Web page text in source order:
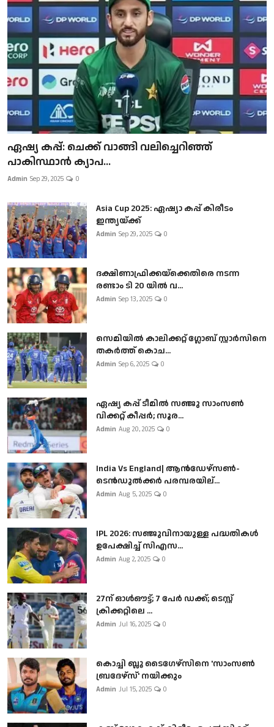
ഏഷ്യ കപ്പ്: ചെക്ക് വാങ്ങി വലിച്ചെറിഞ്ഞ്
പാകിസ്ഥാൻ ക്യാപ...
Admin Sep 29, 2025 0
Asia Cup 2025: ഏഷ്യാ കപ്പ് കിരീടം
ഇന്ത്യയ്ക്ക്
Admin Sep 29, 2025 0
ദക്ഷിണാഫ്രിക്കയ്‌ക്കെതിരെ നടന്ന
രണ്ടാം ടി 20 യിൽ വ...
Admin Sep 13, 2025 0
സെമിയിൽ കാലിക്കറ്റ് ഗ്ലോബ് സ്റ്റാർസിനെ
തകർത്ത് കൊച...
Admin Sep 6, 2025 0
ഏഷ്യ കപ്പ് ടീമിൽ സഞ്ജു സാംസൺ
വിക്കറ്റ് കീപ്പർ; സൂര...
Admin Aug 20, 2025 0
India Vs England| ആൻഡേഴ്സൺ-
ടെൻഡുല്‍ക്കർ പരമ്പരയില്...
Admin Aug 5, 2025 0
IPL 2026: സഞ്ജുവിനായുള്ള പദ്ധതികൾ
ഉപേക്ഷിച്ച് സിഎസ...
Admin Aug 2, 2025 0
27ന് ഓൾഔട്ട്; 7 പേർ ഡക്ക്; ടെസ്റ്റ്
ക്രിക്കറ്റിലെ ...
Admin Jul 16, 2025 0
കൊച്ചി ബ്ലൂ ടൈഗേഴ്സിനെ 'സാംസൺ
ബ്രദേഴ്സ്' നയിക്കും
Admin Jul 15, 2025 0